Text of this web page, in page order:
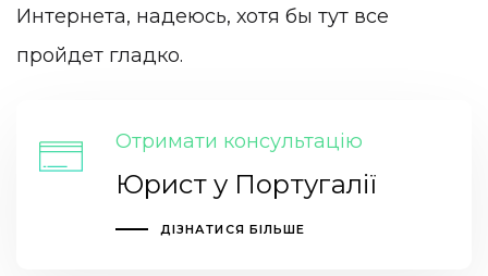
Интернета, надеюсь, хотя бы тут все
пройдет гладко.
Отримати консультацію
Юрист у Португалії
ДІЗНАТИСЯ БІЛЬШЕ